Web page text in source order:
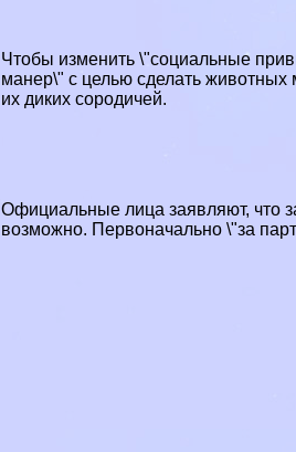
Чтобы изменить \"социальные
манер\" с целью сделать животных
их диких сородичей.
Официальные лица заявляют, что
возможно. Первоначально \"за